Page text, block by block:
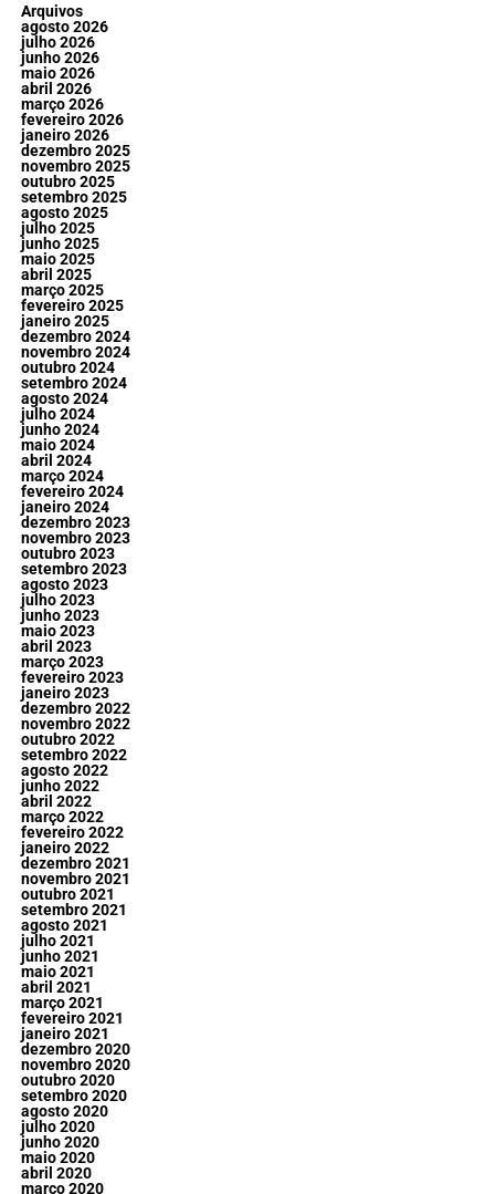
Arquivos
agosto 2026
julho 2026
junho 2026
maio 2026
abril 2026
março 2026
fevereiro 2026
janeiro 2026
dezembro 2025
novembro 2025
outubro 2025
setembro 2025
agosto 2025
julho 2025
junho 2025
maio 2025
abril 2025
março 2025
fevereiro 2025
janeiro 2025
dezembro 2024
novembro 2024
outubro 2024
setembro 2024
agosto 2024
julho 2024
junho 2024
maio 2024
abril 2024
março 2024
fevereiro 2024
janeiro 2024
dezembro 2023
novembro 2023
outubro 2023
setembro 2023
agosto 2023
julho 2023
junho 2023
maio 2023
abril 2023
março 2023
fevereiro 2023
janeiro 2023
dezembro 2022
novembro 2022
outubro 2022
setembro 2022
agosto 2022
junho 2022
abril 2022
março 2022
fevereiro 2022
janeiro 2022
dezembro 2021
novembro 2021
outubro 2021
setembro 2021
agosto 2021
julho 2021
junho 2021
maio 2021
abril 2021
março 2021
fevereiro 2021
janeiro 2021
dezembro 2020
novembro 2020
outubro 2020
setembro 2020
agosto 2020
julho 2020
junho 2020
maio 2020
abril 2020
março 2020